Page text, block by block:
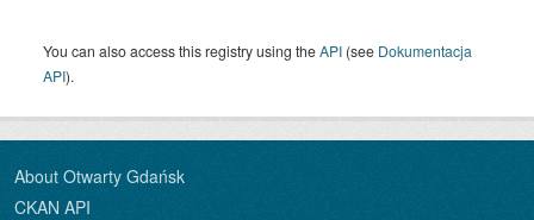
You can also access this registry using theAPI (see Dokumentacja
API).
About Otwarty Gdańsk
CKAN API